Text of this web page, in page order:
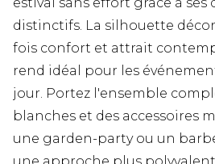
distinctifs. La silhouette
fois confort et attrait
rend idéal pour les
jour. Portez l'ensemble
blanches et des accessoires
une garden-party ou un